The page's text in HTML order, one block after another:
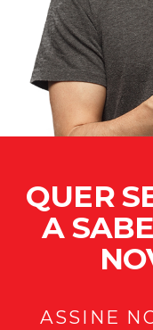
QUER
A
ASSINE